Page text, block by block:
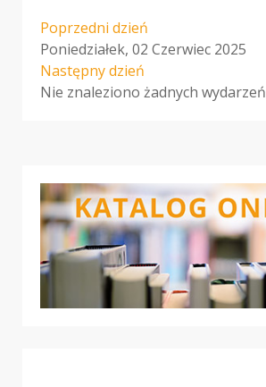
Poprzedni dzień
Poniedziałek, 02 Czerwiec 2025
Następny dzień
Nie znaleziono żadnych wydarzeń